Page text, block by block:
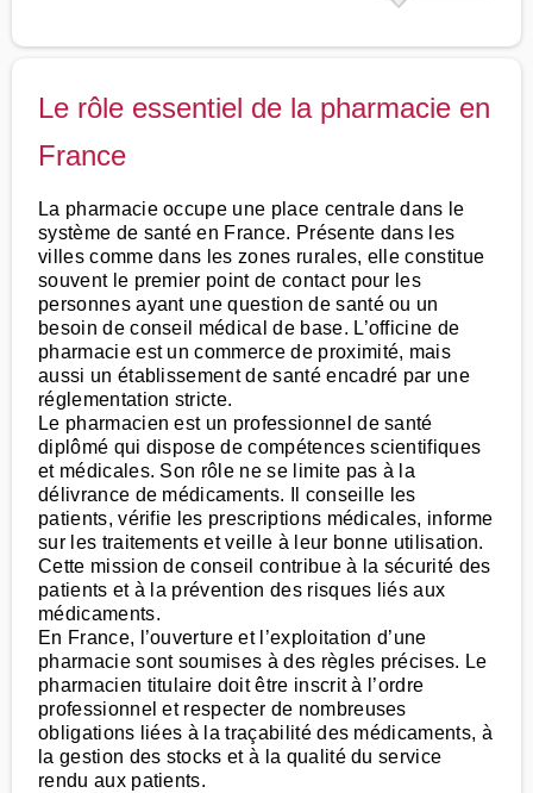
Le rôle essentiel de la pharmacie en
France
La pharmacie occupe une place centrale dans le
système de santé en France. Présente dans les
villes comme dans les zones rurales, elle constitue
souvent le premier point de contact pour les
personnes ayant une question de santé ou un
besoin de conseil médical de base. L’officine de
pharmacie est un commerce de proximité, mais
aussi un établissement de santé encadré par une
réglementation stricte.
Le pharmacien est un professionnel de santé
diplômé qui dispose de compétences scientifiques
et médicales. Son rôle ne se limite pas à la
délivrance de médicaments. Il conseille les
patients, vérifie les prescriptions médicales, informe
sur les traitements et veille à leur bonne utilisation.
Cette mission de conseil contribue à la sécurité des
patients et à la prévention des risques liés aux
médicaments.
En France, l’ouverture et l’exploitation d’une
pharmacie sont soumises à des règles précises. Le
pharmacien titulaire doit être inscrit à l’ordre
professionnel et respecter de nombreuses
obligations liées à la traçabilité des médicaments, à
la gestion des stocks et à la qualité du service
rendu aux patients.